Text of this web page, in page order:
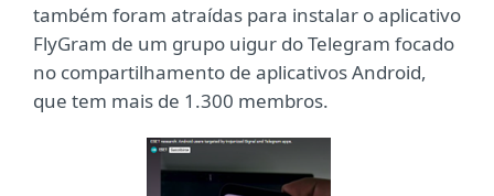
também foram atraídas para instalar o aplicativo
FlyGram de um grupo uigur do Telegram focado
no compartilhamento de aplicativos Android,
que tem mais de 1.300 membros.